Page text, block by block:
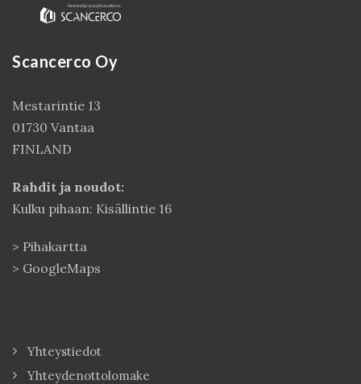
Scancerco Oy
Mestarintie 13
01730 Vantaa
FINLAND
Rahdit ja noudot:
Kulku pihaan: Kisällintie 16
> Pihakartta
> GoogleMaps
Yhteystiedot
Yhteydenottolomake